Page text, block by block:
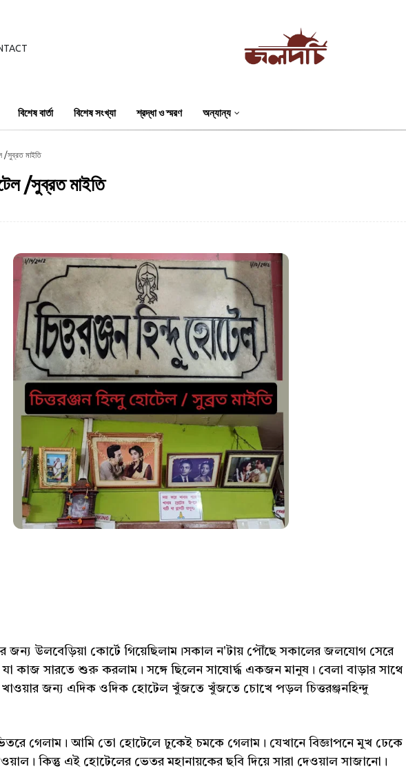
বিশেষ বার্তা বিশেষ সংখ্যা শ্রদ্ধা ও স্মরণ অন্যান্য
/সুব্রত মাইতি
/সুব্রত মাইতি
জন্য উলবেড়িয়া কোর্টে গিয়েছিলাম।সকাল ন'টায় পৌঁছে সকালের জলযোগ সেরে
যা কাজ সারতে শুরু করলাম। সঙ্গে ছিলেন সাষোর্দ্ধ একজন মানুষ। বেলা বাড়ার সাথে
খাওয়ার জন্য এদিক ওদিক হোটেল খুঁজতে খুঁজতে চোখে পড়ল চিত্তরঞ্জনহিন্দু
গেলাম। আমি তো হোটেলে ঢুকেই চমকে গেলাম। যেখানে বিজ্ঞাপনে মুখ ঢেকে
কিন্তু এই হোটেলের ভেতর মহানায়কের ছবি দিয়ে সারা দেওয়াল সাজানো।